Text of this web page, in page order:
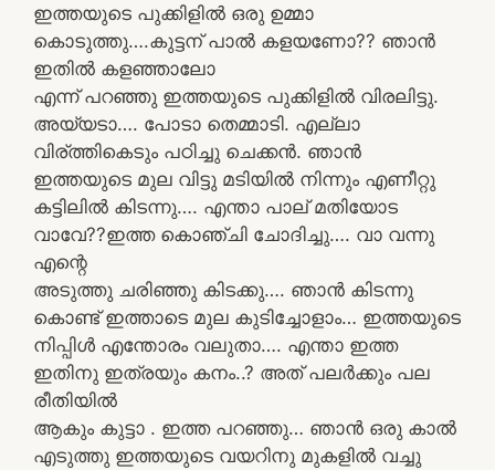
ഇത്തയുടെ പുക്കിളിൽ ഒരു ഉമ്മാ
കൊടുത്തു….കുട്ടന് പാൽ കളയണോ?? ഞാൻ
ഇതിൽ കളഞ്ഞാലോ
എന്ന് പറഞ്ഞു ഇത്തയുടെ പുക്കിളിൽ വിരലിട്ടു.
അയ്യടാ…. പോടാ തെമ്മാടി. എല്ലാ
വിര്ത്തികെടും പഠിച്ചു ചെക്കൻ. ഞാൻ
ഇത്തയുടെ മുല വിട്ടു മടിയിൽ നിന്നും എണീറ്റു
കട്ടിലിൽ കിടന്നു…. എന്താ പാല് മതിയോട
വാവേ??ഇത്ത കൊഞ്ചി ചോദിച്ചു…. വാ വന്നു
എന്റെ
അടുത്തു ചരിഞ്ഞു കിടക്കു…. ഞാൻ കിടന്നു
കൊണ്ട് ഇത്താടെ മുല കുടിച്ചോളാം… ഇത്തയുടെ
നിപ്പിൾ എന്തോരം വലുതാ…. എന്താ ഇത്ത
ഇതിനു ഇത്രയും കനം..? അത് പലർക്കും പല
രീതിയിൽ
ആകും കുട്ടാ . ഇത്ത പറഞ്ഞു… ഞാൻ ഒരു കാൽ
എടുത്തു ഇത്തയുടെ വയറിനു മുകളിൽ വച്ചു